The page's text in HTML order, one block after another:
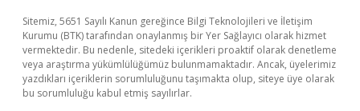
Sitemiz, 5651 Sayılı Kanun gereğince Bilgi Teknolojileri ve İletişim
Kurumu (BTK) tarafından onaylanmış bir Yer Sağlayıcı olarak hizmet
vermektedir. Bu nedenle, sitedeki içerikleri proaktif olarak denetleme
veya araştırma yükümlülüğümüz bulunmamaktadır. Ancak, üyelerimiz
yazdıkları içeriklerin sorumluluğunu taşımakta olup, siteye üye olarak
bu sorumluluğu kabul etmiş sayılırlar.